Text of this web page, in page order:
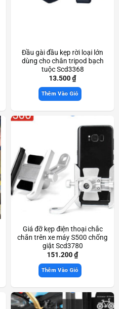
Đầu gài đầu kẹp rời loại lớn
dùng cho chân tripod bạch
tuộc Scd3368
13.500₫
Thêm Vào Giỏ
Giá đỡ kẹp điện thoại chắc
chắn trên xe máy S500 chống
giật Scd3780
151.200₫
Thêm Vào Giỏ